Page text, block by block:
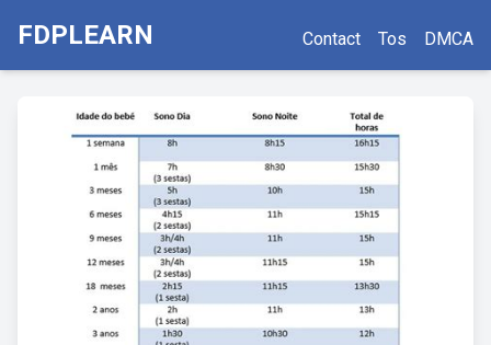
FDPLEARN Contact Tos DMCA